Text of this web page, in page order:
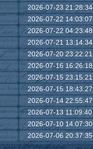
2026-07-23 21:28:34
2026-07-22 14:03:07
2026-07-22 04:23:48
2026-07-21 13:14:34
2026-07-20 23:22:21
2026-07-16 16:26:18
2026-07-15 23:15:21
2026-07-15 18:43:27
2026-07-14 22:55:47
2026-07-13 11:09:40
2026-07-10 14:07:30
2026-07-06 20:37:35